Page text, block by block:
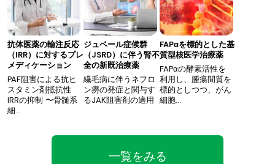
抗体医薬の輸注反応
（IRR）に対するプレ
メディケーション
PAF阻害による抗ヒ
スタミン剤抵抗性
IRRの抑制 〜骨髄系
細…
ジュベール症候群
（JSRD）に伴う腎不
全の新既治療薬
繊毛病に伴うネフロ
ン癆の発症と関与す
るJAK阻害剤の適用
FAPαを標的とした基
質型核医学治療薬
FAPαの酵素活性を
利用し、腫瘍間質を
標的としつつ、がん
細胞…
一覧をみる